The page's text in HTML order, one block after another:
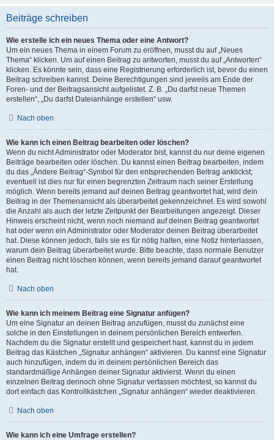
Beiträge schreiben
Wie erstelle ich ein neues Thema oder eine Antwort?
Um ein neues Thema in einem Forum zu eröffnen, musst du auf „Neues
Thema“ klicken. Um auf einen Beitrag zu antworten, musst du auf „Antworten“
klicken. Es könnte sein, dass eine Registrierung erforderlich ist, bevor du einen
Beitrag schreiben kannst. Deine Berechtigungen sind jeweils am Ende der
Foren- und der Beitragsansicht aufgelistet. Z. B. „Du darfst neue Themen
erstellen“, „Du darfst Dateianhänge erstellen“ usw.
Nach oben
Wie kann ich einen Beitrag bearbeiten oder löschen?
Wenn du nicht Administrator oder Moderator bist, kannst du nur deine eigenen
Beiträge bearbeiten oder löschen. Du kannst einen Beitrag bearbeiten, indem
du das „Ändere Beitrag“-Symbol für den entsprechenden Beitrag anklickst;
eventuell ist dies nur für einen begrenzten Zeitraum nach seiner Erstellung
möglich. Wenn bereits jemand auf deinen Beitrag geantwortet hat, wird dein
Beitrag in der Themenansicht als überarbeitet gekennzeichnet. Es wird sowohl
die Anzahl als auch der letzte Zeitpunkt der Bearbeitungen angezeigt. Dieser
Hinweis erscheint nicht, wenn noch niemand auf deinen Beitrag geantwortet
hat oder wenn ein Administrator oder Moderator deinen Beitrag überarbeitet
hat. Diese können jedoch, falls sie es für nötig halten, eine Notiz hinterlassen,
warum dein Beitrag überarbeitet wurde. Bitte beachte, dass normale Benutzer
einen Beitrag nicht löschen können, wenn bereits jemand darauf geantwortet
hat.
Nach oben
Wie kann ich meinem Beitrag eine Signatur anfügen?
Um eine Signatur an deinen Beitrag anzufügen, musst du zunächst eine
solche in den Einstellungen in deinem persönlichen Bereich entwerfen.
Nachdem du die Signatur erstellt und gespeichert hast, kannst du in jedem
Beitrag das Kästchen „Signatur anhängen“ aktivieren. Du kannst eine Signatur
auch hinzufügen, indem du in deinem persönlichen Bereich das
standardmäßige Anhängen deiner Signatur aktivierst. Wenn du einen
einzelnen Beitrag dennoch ohne Signatur verfassen möchtest, so kannst du
dort einfach das Kontrollkästchen „Signatur anhängen“ wieder deaktivieren.
Nach oben
Wie kann ich eine Umfrage erstellen?